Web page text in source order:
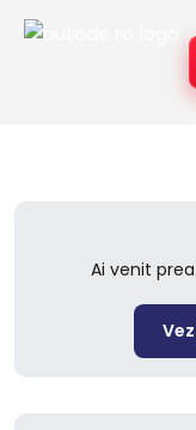
Ai venit